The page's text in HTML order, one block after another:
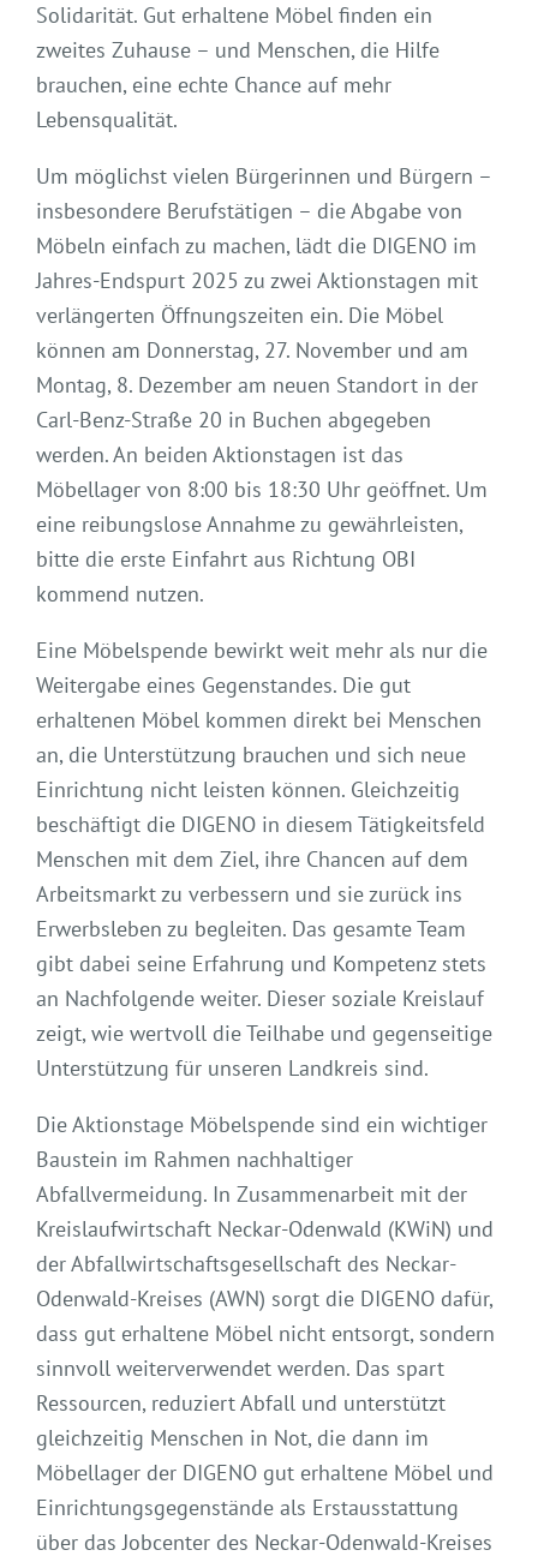
Solidarität. Gut erhaltene Möbel finden ein
zweites Zuhause – und Menschen, die Hilfe
brauchen, eine echte Chance auf mehr
Lebensqualität.
Um möglichst vielen Bürgerinnen und Bürgern –
insbesondere Berufstätigen – die Abgabe von
Möbeln einfach zu machen, lädt die DIGENO im
Jahres-Endspurt 2025 zu zwei Aktionstagen mit
verlängerten Öffnungszeiten ein. Die Möbel
können am Donnerstag, 27. November und am
Montag, 8. Dezember am neuen Standort in der
Carl-Benz-Straße 20 in Buchen abgegeben
werden. An beiden Aktionstagen ist das
Möbellager von 8:00 bis 18:30 Uhr geöffnet. Um
eine reibungslose Annahme zu gewährleisten,
bitte die erste Einfahrt aus Richtung OBI
kommend nutzen.
Eine Möbelspende bewirkt weit mehr als nur die
Weitergabe eines Gegenstandes. Die gut
erhaltenen Möbel kommen direkt bei Menschen
an, die Unterstützung brauchen und sich neue
Einrichtung nicht leisten können. Gleichzeitig
beschäftigt die DIGENO in diesem Tätigkeitsfeld
Menschen mit dem Ziel, ihre Chancen auf dem
Arbeitsmarkt zu verbessern und sie zurück ins
Erwerbsleben zu begleiten. Das gesamte Team
gibt dabei seine Erfahrung und Kompetenz stets
an Nachfolgende weiter. Dieser soziale Kreislauf
zeigt, wie wertvoll die Teilhabe und gegenseitige
Unterstützung für unseren Landkreis sind.
Die Aktionstage Möbelspende sind ein wichtiger
Baustein im Rahmen nachhaltiger
Abfallvermeidung. In Zusammenarbeit mit der
Kreislaufwirtschaft Neckar-Odenwald (KWiN) und
der Abfallwirtschaftsgesellschaft des Neckar-
Odenwald-Kreises (AWN) sorgt die DIGENO dafür,
dass gut erhaltene Möbel nicht entsorgt, sondern
sinnvoll weiterverwendet werden. Das spart
Ressourcen, reduziert Abfall und unterstützt
gleichzeitig Menschen in Not, die dann im
Möbellager der DIGENO gut erhaltene Möbel und
Einrichtungsgegenstände als Erstausstattung
über das Jobcenter des Neckar-Odenwald-Kreises